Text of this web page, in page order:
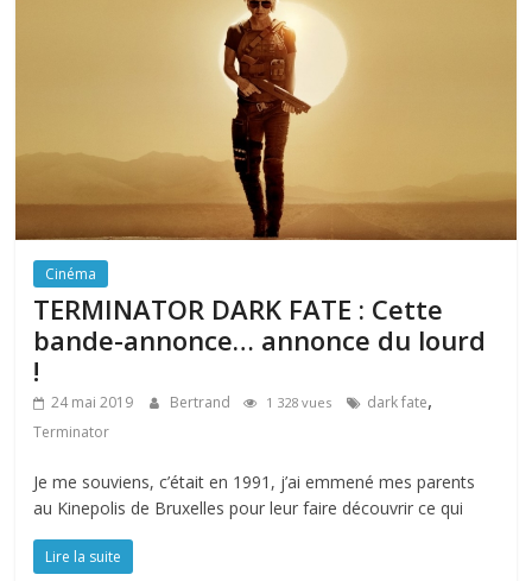
Cinéma
TERMINATOR DARK FATE : Cette
bande-annonce… annonce du lourd
!
24 mai 2019 Bertrand 1 328 vues dark fate,
Terminator
Je me souviens, c’était en 1991, j’ai emmené mes parents
au Kinepolis de Bruxelles pour leur faire découvrir ce qui
Lire la suite